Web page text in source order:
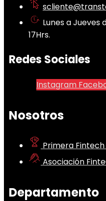
Lunes a Jueves
17Hrs.
Redes Sociales
Instagram
Nosotros
Primera
Asociación
Departamento